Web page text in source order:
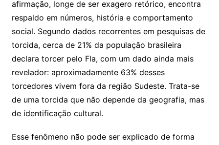
afirmação, longe de ser exagero retórico, encontra
respaldo em números, história e comportamento
social. Segundo dados recorrentes em pesquisas de
torcida, cerca de 21% da população brasileira
declara torcer pelo Fla, com um dado ainda mais
revelador: aproximadamente 63% desses
torcedores vivem fora da região Sudeste. Trata-se
de uma torcida que não depende da geografia, mas
de identificação cultural.
Esse fenômeno não pode ser explicado de forma